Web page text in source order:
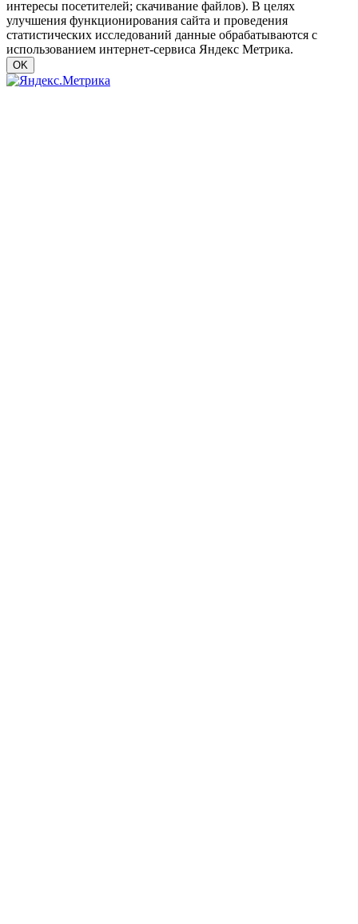
интересы посетителей; скачивание файлов). В целях
улучшения функционирования сайта и проведения
статистических исследований данные обрабатываются с
использованием интернет-сервиса Яндекс Метрика.
OK